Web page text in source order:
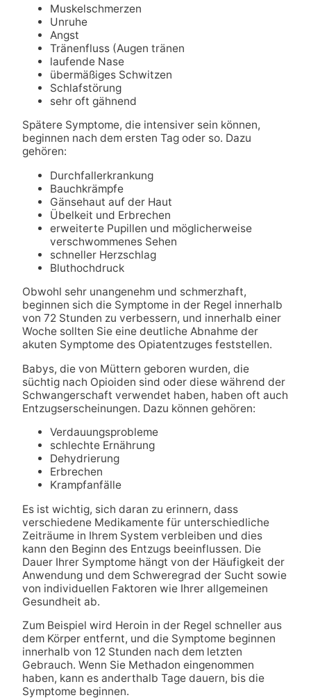
Muskelschmerzen
Unruhe
Angst
Tränenfluss (Augen tränen
laufende Nase
übermäßiges Schwitzen
Schlafstörung
sehr oft gähnend
Spätere Symptome, die intensiver sein können,
beginnen nach dem ersten Tag oder so. Dazu
gehören:
Durchfallerkrankung
Bauchkrämpfe
Gänsehaut auf der Haut
Übelkeit und Erbrechen
erweiterte Pupillen und möglicherweise
verschwommenes Sehen
schneller Herzschlag
Bluthochdruck
Obwohl sehr unangenehm und schmerzhaft,
beginnen sich die Symptome in der Regel innerhalb
von 72 Stunden zu verbessern, und innerhalb einer
Woche sollten Sie eine deutliche Abnahme der
akuten Symptome des Opiatentzuges feststellen.
Babys, die von Müttern geboren wurden, die
süchtig nach Opioiden sind oder diese während der
Schwangerschaft verwendet haben, haben oft auch
Entzugserscheinungen. Dazu können gehören:
Verdauungsprobleme
schlechte Ernährung
Dehydrierung
Erbrechen
Krampfanfälle
Es ist wichtig, sich daran zu erinnern, dass
verschiedene Medikamente für unterschiedliche
Zeiträume in Ihrem System verbleiben und dies
kann den Beginn des Entzugs beeinflussen. Die
Dauer Ihrer Symptome hängt von der Häufigkeit der
Anwendung und dem Schweregrad der Sucht sowie
von individuellen Faktoren wie Ihrer allgemeinen
Gesundheit ab.
Zum Beispiel wird Heroin in der Regel schneller aus
dem Körper entfernt, und die Symptome beginnen
innerhalb von 12 Stunden nach dem letzten
Gebrauch. Wenn Sie Methadon eingenommen
haben, kann es anderthalb Tage dauern, bis die
Symptome beginnen.